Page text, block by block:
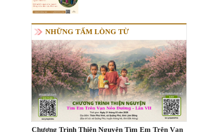
NHỮNG TẤM LÒNG TỪ
Chương Trình Thiện Nguyện Tìm Em Trên Vạn